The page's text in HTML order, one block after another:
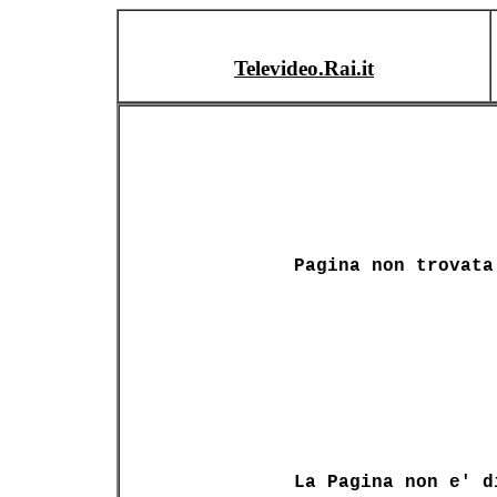
Televideo.Rai.it
Pagina non trovata
La Pagina non e'